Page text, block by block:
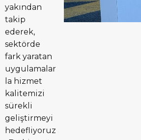
yakından
takip
ederek,
sektörde
fark yaratan
uygulamalar
la hizmet
kalitemizi
sürekli
geliştirmeyi
hedefliyoruz